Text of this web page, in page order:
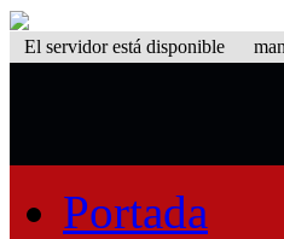
El servidor está disponible
Portada